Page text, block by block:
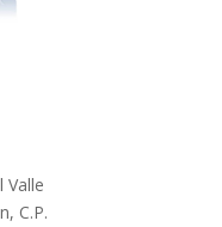
Valle
C.P.